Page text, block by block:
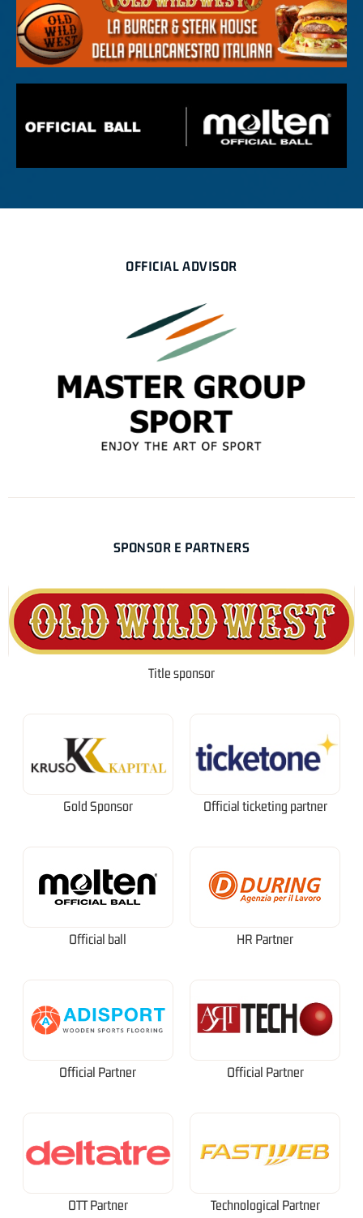
OFFICIAL ADVISOR
SPONSOR E PARTNERS
Title sponsor
Gold Sponsor Official ticketing partner
Official ball HR Partner
Official Partner Official Partner
OTT Partner Technological Partner